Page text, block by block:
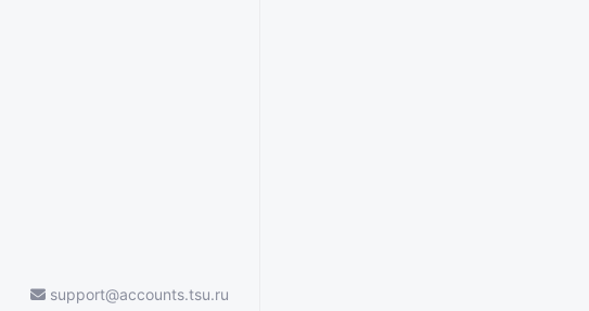
support@accounts.tsu.ru